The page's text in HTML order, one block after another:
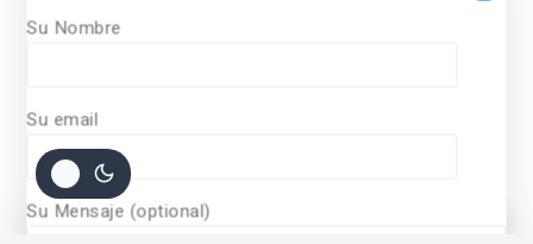
Su Nombre
Su email
Su Mensaje (optional)